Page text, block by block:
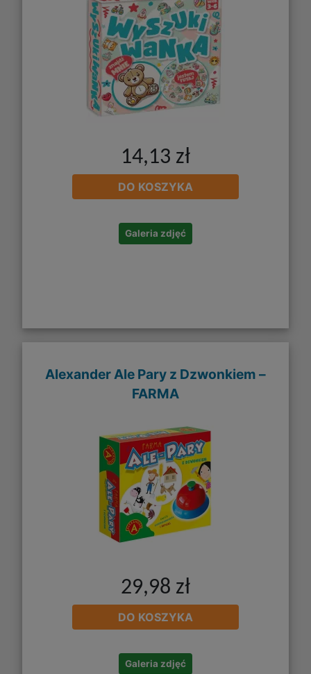
14,13 zł
DO KOSZYKA
Galeria zdjęć
Alexander Ale Pary z Dzwonkiem –
FARMA
29,98 zł
DO KOSZYKA
Galeria zdjęć